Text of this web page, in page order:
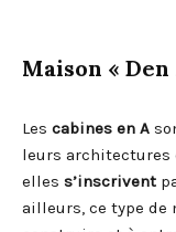
Maison «
Les cabines en A
leurs architectures
elles s’inscrivent
ailleurs, ce type de